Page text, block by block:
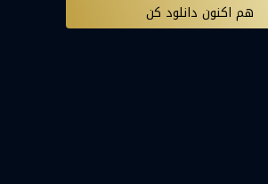
هم اکنون دانلود کن